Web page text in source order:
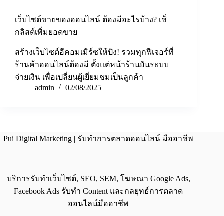
เว็บไซต์ขายของออนไลน์ ต้องมีอะไรบ้าง? เช็
กลิสต์เพิ่มยอดขาย
สร้างเว็บไซต์อีคอมเมิร์ซให้ปัง! รวมทุกฟีเจอร์ที่
ร้านค้าออนไลน์ต้องมี ตั้งแต่หน้าร้านยันระบบ
จ่ายเงิน เพื่อเปลี่ยนผู้เยี่ยมชมเป็นลูกค้า
admin
02/08/2025
Pui Digital Marketing | รับทำการตลาดออนไลน์ มืออาชีพ
บริการรับทำเว็บไซต์, SEO, SEM, โฆษณา Google Ads,
Facebook Ads รับทำ Content และกลยุทธ์การตลาด
ออนไลน์มืออาชีพ